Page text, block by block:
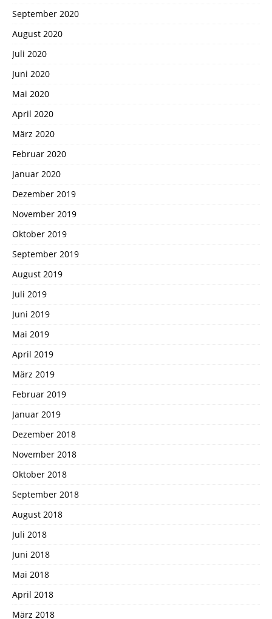
September 2020
August 2020
Juli 2020
Juni 2020
Mai 2020
April 2020
März 2020
Februar 2020
Januar 2020
Dezember 2019
November 2019
Oktober 2019
September 2019
August 2019
Juli 2019
Juni 2019
Mai 2019
April 2019
März 2019
Februar 2019
Januar 2019
Dezember 2018
November 2018
Oktober 2018
September 2018
August 2018
Juli 2018
Juni 2018
Mai 2018
April 2018
März 2018